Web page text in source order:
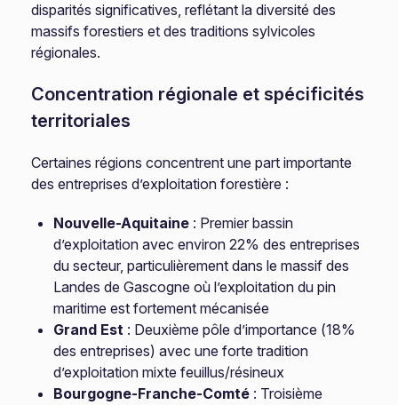
disparités significatives, reflétant la diversité des
massifs forestiers et des traditions sylvicoles
régionales.
Concentration régionale et spécificités
territoriales
Certaines régions concentrent une part importante
des entreprises d’exploitation forestière :
Nouvelle-Aquitaine : Premier bassin
d’exploitation avec environ 22% des entreprises
du secteur, particulièrement dans le massif des
Landes de Gascogne où l’exploitation du pin
maritime est fortement mécanisée
Grand Est : Deuxième pôle d’importance (18%
des entreprises) avec une forte tradition
d’exploitation mixte feuillus/résineux
Bourgogne-Franche-Comté : Troisième